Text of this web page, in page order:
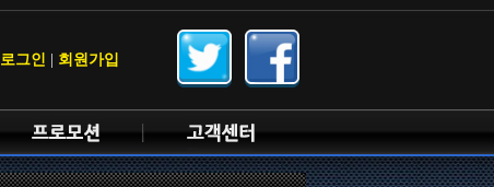
로그인 회원가입